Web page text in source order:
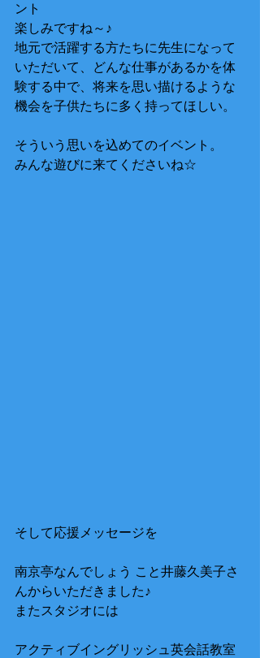
ント
楽しみですね～♪
地元で活躍する方たちに先生になって
いただいて、どんな仕事があるかを体
験する中で、将来を思い描けるような
機会を子供たちに多く持ってほしい。
そういう思いを込めてのイベント。
みんな遊びに来てくださいね☆
そして応援メッセージを
南京亭なんでしょう こと井藤久美子さ
んからいただきました♪
またスタジオには
アクティブイングリッシュ英会話教室